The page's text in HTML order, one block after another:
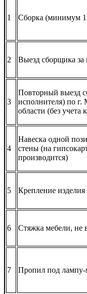
1 Сборка (минимум
2 Выезд сборщика
3
Повторный выезд
исполнителя) по г.
области (без учета
4
Навеска одной
стены (на
производится)
5 Крепление изделия
6 Стяжка мебели, не
7 Пропил под